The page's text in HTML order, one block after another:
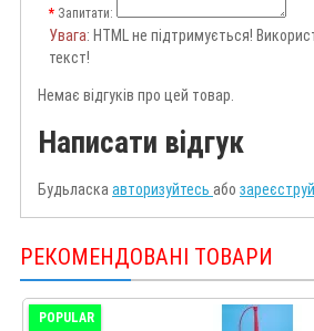
Запитати:
Увага: HTML не підтримується!
текст!
Немає відгуків про цей товар.
Написати відгук
Будьласка авторизуйтесь або
РЕКОМЕНДОВАНІ ТОВАРИ
POPULAR